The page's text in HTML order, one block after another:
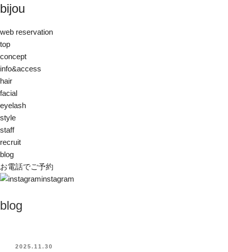
bijou
web reservation
top
concept
info&access
hair
facial
eyelash
style
staff
recruit
blog
お電話でご予約
instagram
blog
投
2025.11.30